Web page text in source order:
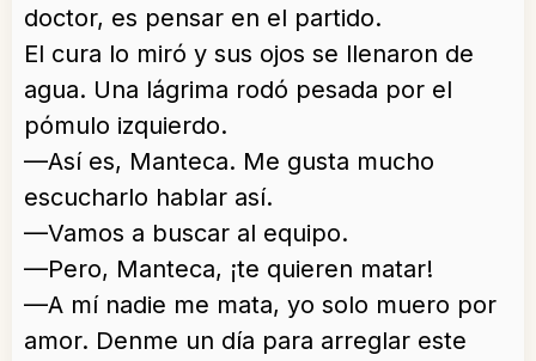
doctor, es pensar en el partido.
El cura lo miró y sus ojos se llenaron de
agua. Una lágrima rodó pesada por el
pómulo izquierdo.
—Así es, Manteca. Me gusta mucho
escucharlo hablar así.
—Vamos a buscar al equipo.
—Pero, Manteca, ¡te quieren matar!
—A mí nadie me mata, yo solo muero por
amor. Denme un día para arreglar este